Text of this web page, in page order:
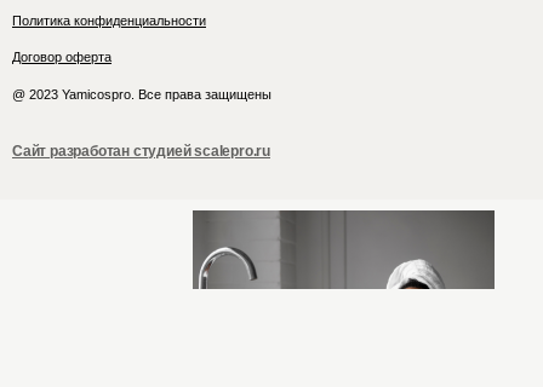
Политика конфиденциальности
Договор оферта
@ 2023 Yamicospro. Все права защищены
Сайт разработан студией scalepro.ru